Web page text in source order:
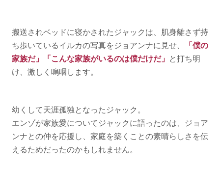
搬送されベッドに寝かされたジャックは、肌身離さず持
ち歩いているイルカの写真をジョアンナに見せ、
「僕の
家族だ」「こんな家族がいるのは僕だけだ」 と打ち明
け、激しく嗚咽します。
幼くして天涯孤独となったジャック。
エンゾが家族愛についてジャックに語ったのは、ジョア
ンナとの仲を応援し、家庭を築くことの素晴らしさを伝
えるためだったのかもしれません。